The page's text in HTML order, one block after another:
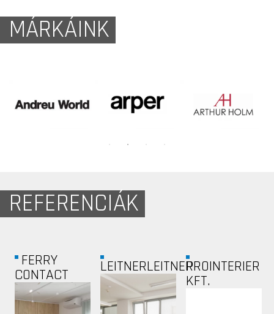
MÁRKÁINK
REFERENCIÁK
FERRY
CONTACT
LEITNERLEITNERPROINTERIER
KFT.